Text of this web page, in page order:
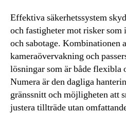
Effektiva säkerhetssystem
och fastigheter mot risker
och sabotage. Kombinationen
kameraövervakning och
lösningar som är både flexibla
Numera är den dagliga
gränssnitt och möjligheten att
justera tillträde utan